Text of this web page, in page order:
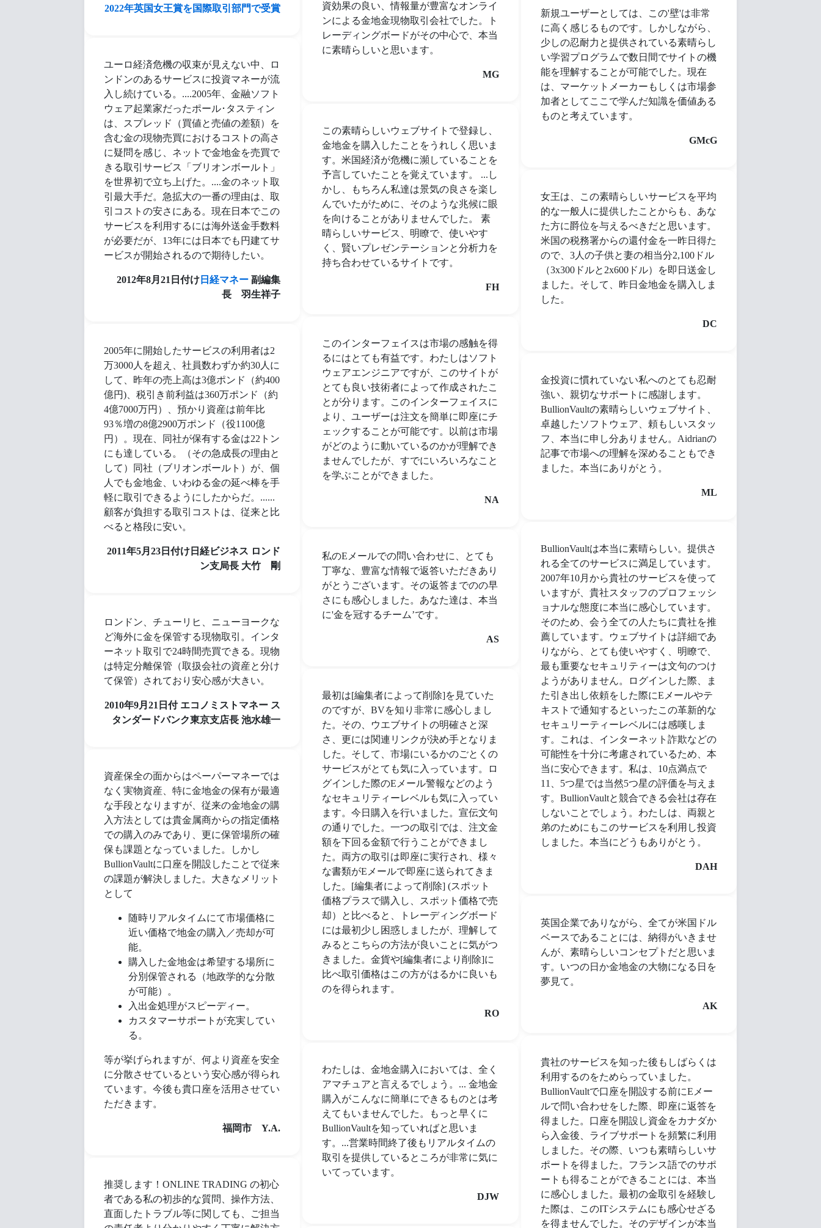
2022年英国女王賞を国際取引部門で受賞
ユーロ経済危機の収束が見えない中、ロ
ンドンのあるサービスに投資マネーが流
入し続けている。....2005年、金融ソフト
ウェア起業家だったポール･タスティン
は、スプレッド（買値と売値の差額）を
含む金の現物売買におけるコストの高さ
に疑問を感じ、ネットで金地金を売買で
きる取引サービス「ブリオンボールト」
を世界初で立ち上げた。....金のネット取
引最大手だ。急拡大の一番の理由は、取
引コストの安さにある。現在日本でこの
サービスを利用するには海外送金手数料
が必要だが、13年には日本でも円建てサ
ービスが開始されるので期待したい。
2012年8月21日付け 日経マネー 副編集
長 羽生祥子
2005年に開始したサービスの利用者は2
万3000人を超え、社員数わずか約30人に
して、昨年の売上高は3億ポンド（約400
億円)、税引き前利益は360万ポンド（約
4億7000万円）、預かり資産は前年比
93％増の8億2900万ポンド（役1100億
円）。現在、同社が保有する金は22トン
にも達している。（その急成長の理由と
して）同社（ブリオンボールト）が、個
人でも金地金、いわゆる金の延べ棒を手
軽に取引できるようにしたからだ。......
顧客が負担する取引コストは、従来と比
べると格段に安い。
2011年5月23日付け日経ビジネス ロンド
ン支局長 大竹 剛
ロンドン、チューリヒ、ニューヨークな
ど海外に金を保管する現物取引。インタ
ーネット取引で24時間売買できる。現物
は特定分離保管（取扱会社の資産と分け
て保管）されており安心感が大きい。
2010年9月21日付 エコノミストマネー ス
タンダードバンク東京支店長 池水雄一
資産保全の面からはペーパーマネーでは
なく実物資産、特に金地金の保有が最適
な手段となりますが、従来の金地金の購
入方法としては貴金属商からの指定価格
での購入のみであり、更に保管場所の確
保も課題となっていました。しかし
BullionVaultに口座を開設したことで従来
の課題が解決しました。大きなメリット
として
随時リアルタイムにて市場価格に
近い価格で地金の購入／売却が可
能。
購入した金地金は希望する場所に
分別保管される（地政学的な分散
が可能）。
入出金処理がスピーディー。
カスタマーサポートが充実してい
る。
等が挙げられますが、何より資産を安全
に分散させているという安心感が得られ
ています。今後も貴口座を活用させてい
ただきます。
福岡市 Y.A.
推奨します！ONLINE TRADING の初心
者である私の初歩的な質問、操作方法、
直面したトラブル等に関しても、ご担当
資効果の良い、情報量が豊富なオンライ
ンによる金地金現物取引会社でした。ト
レーディングボードがその中心で、本当
に素晴らしいと思います。
MG
この素晴らしいウェブサイトで登録し、
金地金を購入したことをうれしく思いま
す。米国経済が危機に瀕していることを
予言していたことを覚えています。 ...し
かし、もちろん私達は景気の良さを楽し
んでいたがために、そのような兆候に眼
を向けることがありませんでした。 素
晴らしいサービス、明瞭で、使いやす
く、賢いプレゼンテーションと分析力を
持ち合わせているサイトです。
FH
このインターフェイスは市場の感触を得
るにはとても有益です。わたしはソフト
ウェアエンジニアですが、このサイトが
とても良い技術者によって作成されたこ
とが分ります。このインターフェイスに
より、ユーザーは注文を簡単に即座にチ
ェックすることが可能です。以前は市場
がどのように動いているのかが理解でき
ませんでしたが、すでにいろいろなこと
を学ぶことができました。
NA
私のEメールでの問い合わせに、とても
丁寧な、豊富な情報で返答いただきあり
がとうございます。その返答までのの早
さにも感心しました。あなた達は、本当
に'金を冠するチーム’です。
AS
最初は[編集者によって削除]を見ていた
のですが、BVを知り非常に感心しまし
た。その、ウエブサイトの明確さと深
さ、更には関連リンクが決め手となりま
した。そして、市場にいるかのごとくの
サービスがとても気に入っています。ロ
グインした際のEメール警報などのよう
なセキュリティーレベルも気に入ってい
ます。今日購入を行いました。宣伝文句
の通りでした。一つの取引では、注文金
額を下回る金額で行うことができまし
た。両方の取引は即座に実行され、様々
な書類がEメールで即座に送られてきま
した。[編集者によって削除] (スポット
価格プラスで購入し、スポット価格で売
却）と比べると、トレーディングボード
には最初少し困惑しましたが、理解して
みるとこちらの方法が良いことに気がつ
きました。金貨や[編集者により削除]に
比べ取引価格はこの方がはるかに良いも
のを得られます。
RO
わたしは、金地金購入においては、全く
アマチュアと言えるでしょう。... 金地金
購入がこんなに簡単にできるものとは考
えてもいませんでした。もっと早くに
BullionVaultを知っていればと思いま
す。...営業時間終了後もリアルタイムの
取引を提供しているところが非常に気に
いてっています。
DJW
新規ユーザーとしては、この'壁'は非常
に高く感じるものです。しかしながら、
少しの忍耐力と提供されている素晴らし
い学習プログラムで数日間でサイトの機
能を理解することが可能でした。現在
は、マーケットメーカーもしくは市場参
加者としてここで学んだ知識を価値ある
ものと考えています。
GMcG
女王は、この素晴らしいサービスを平均
的な一般人に提供したことからも、あな
た方に爵位を与えるべきだと思います。
米国の税務署からの還付金を一昨日得た
ので、3人の子供と妻の相当分2,100ドル
（3x300ドルと2x600ドル）を即日送金し
ました。そして、昨日金地金を購入しま
した。
DC
金投資に慣れていない私へのとても忍耐
強い、親切なサポートに感謝します。
BullionVaultの素晴らしいウェブサイト、
卓越したソフトウェア、頼もしいスタッ
フ、本当に申し分ありません。Aidrianの
記事で市場への理解を深めることもでき
ました。本当にありがとう。
ML
BullionVaultは本当に素晴らしい。提供さ
れる全てのサービスに満足しています。
2007年10月から貴社のサービスを使って
いますが、貴社スタッフのプロフェッシ
ョナルな態度に本当に感心しています。
そのため、会う全ての人たちに貴社を推
薦しています。ウェブサイトは詳細であ
りながら、とても使いやすく、明瞭で、
最も重要なセキュリティーは文句のつけ
ようがありません。ログインした際、ま
た引き出し依頼をした際にEメールやテ
キストで通知するといったこの革新的な
セキュリーティーレベルには感嘆しま
す。これは、インターネット詐欺などの
可能性を十分に考慮されているため、本
当に安心できます。私は、10点満点で
11、5つ星では当然5つ星の評価を与えま
す。BullionVaultと競合できる会社は存在
しないことでしょう。わたしは、両親と
弟のためにもこのサービスを利用し投資
しました。本当にどうもありがとう。
DAH
英国企業でありながら、全てが米国ドル
ベースであることには、納得がいきませ
んが、素晴らしいコンセプトだと思いま
す。いつの日か金地金の大物になる日を
夢見て。
AK
貴社のサービスを知った後もしばらくは
利用するのをためらっていました。
BullionVaultで口座を開設する前にEメー
ルで問い合わせをした際、即座に返答を
得ました。口座を開設し資金をカナダか
ら入金後、ライブサポートを頻繁に利用
しました。その際、いつも素晴らしいサ
ポートを得ました。フランス語でのサポ
ートも得ることができることには、本当
に感心しました。最初の金取引を経験し
た際は、このITシステムにも感心せざる
を得ませんでした。そのデザインが本当